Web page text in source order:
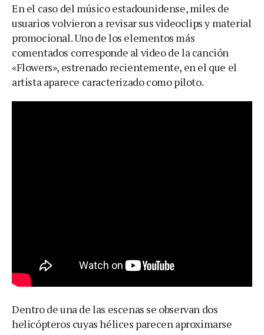
En el caso del músico estadounidense, miles de
usuarios volvieron a revisar sus videoclips y material
promocional. Uno de los elementos más
comentados corresponde al video de la canción
«Flowers», estrenado recientemente, en el que el
artista aparece caracterizado como piloto.
Dentro de una de las escenas se observan dos
helicópteros cuyas hélices parecen aproximarse